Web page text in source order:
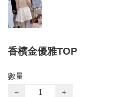
香檳金優雅TOP
數量
−
+